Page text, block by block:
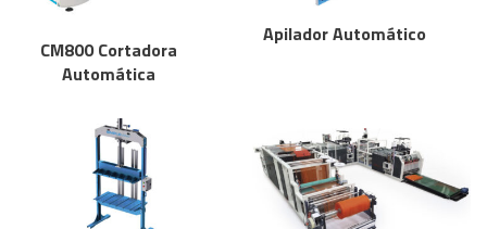
CM800 Cortadora
Automática
Apilador Automático